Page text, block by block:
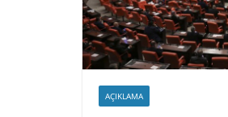
AÇIKLAMA